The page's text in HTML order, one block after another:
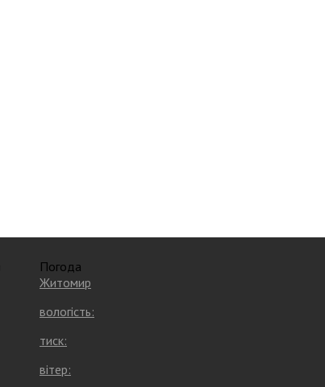
Погода
Житомир
вологість:
тиск:
вітер: